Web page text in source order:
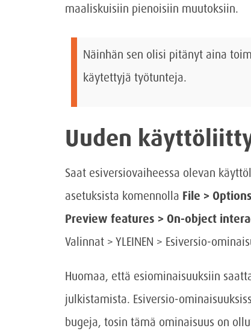
maaliskuisiin pienoisiin muutoksiin.
Näinhän sen olisi pitänyt aina
käytettyjä työtunteja.
Uuden
Saat esiversiovaiheessa olevan
asetuksista komennolla File >
Preview features > On-object
Valinnat > YLEINEN > Esiversio-
Huomaa, että esiominaisuuksiin
julkistamista. Esiversio-
bugeja, tosin tämä ominaisuus on